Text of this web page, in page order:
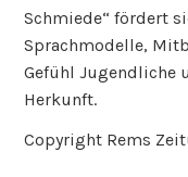
Schmiede“ fördert
Sprachmodelle,
Gefühl Jugendliche
Herkunft.
Copyright Rems